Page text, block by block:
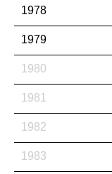
1978
1979
1980
1981
1982
1983